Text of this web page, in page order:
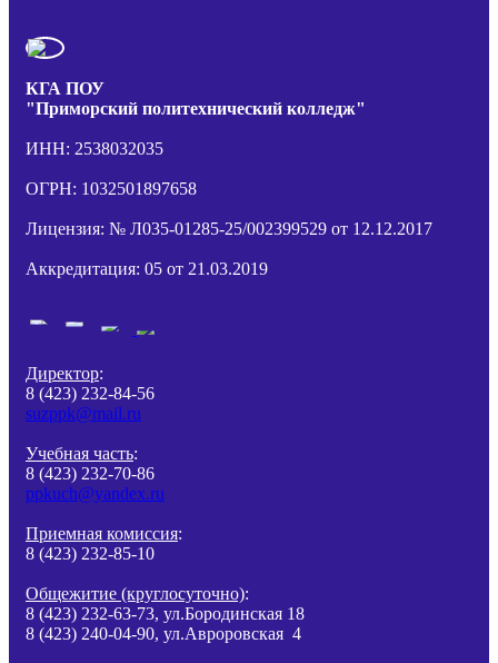
КГА ПОУ
"Приморский политехнический колледж"
ИНН: 2538032035
ОГРН: 1032501897658
Лицензия: № Л035-01285-25/002399529 от 12.12.2017
Аккредитация: 05 от 21.03.2019
Директор:
8 (423) 232-84-56
suzppk@mail.ru
Учебная часть:
8 (423) 232-70-86
ppkuch@yandex.ru
Приемная комиссия:
8 (423) 232-85-10
Общежитие (круглосуточно):
8 (423) 232-63-73, ул.Бородинская 18
8 (423) 240-04-90, ул.Авроровская 4